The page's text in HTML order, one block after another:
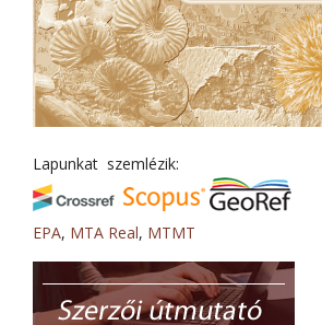
Lapunkat szemlézik:
EPA, MTA Real, MTMT